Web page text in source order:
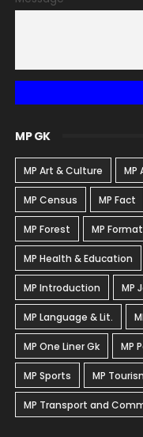
MP GK
MP Art & Culture MP
MP Census MP Fact
MP Forest MP
MP Health & Education
MP Introduction MP
MP Language & Lit.
MP One Liner Gk MP
MP Sports MP
MP Transport and